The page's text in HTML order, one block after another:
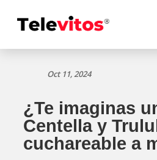
Oct 11, 2024
¿Te imaginas
Centella y
cuchareable a